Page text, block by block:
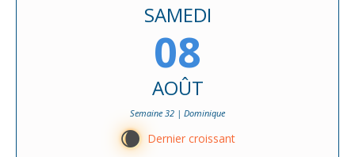
SAMEDI
08
AOÛT
Semaine 32 | Dominique
W Dernier croissant